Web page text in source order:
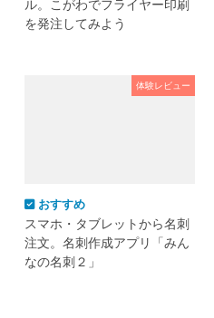
ル。こがわでフライヤー印刷
を発注してみよう
体験レビュー
おすすめ
スマホ・タブレットから名刺
注文。名刺作成アプリ「みん
なの名刺２」